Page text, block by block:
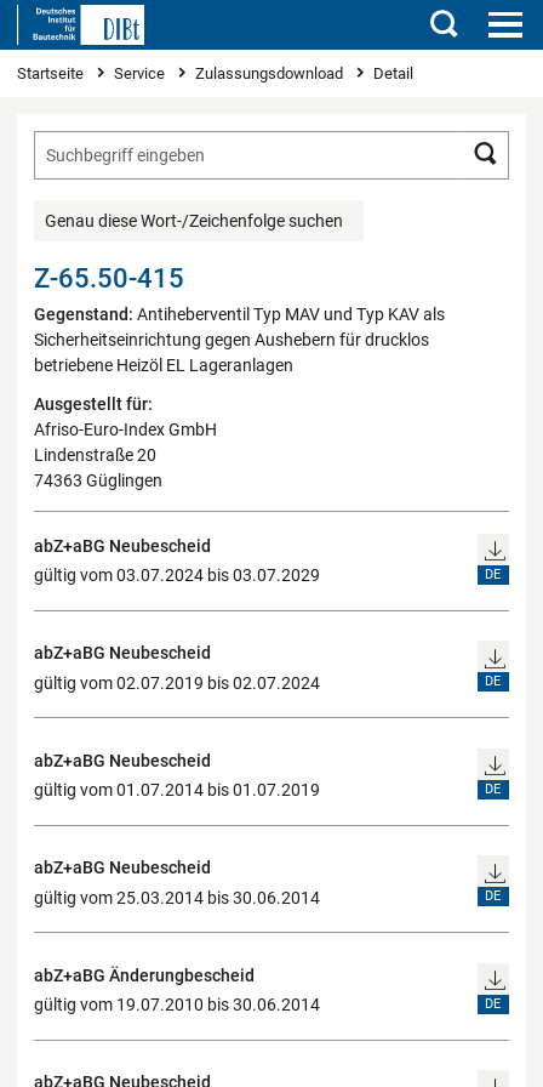
Suchen
Sie sind hier
Startseite Service Zulassungsdownload Detail
Genau diese Wort-/Zeichenfolge suchen
Z-65.50-415
Gegenstand: Antiheberventil Typ MAV und Typ KAV als
Sicherheitseinrichtung gegen Aushebern für drucklos
betriebene Heizöl EL Lageranlagen
Ausgestellt für:
Afriso-Euro-Index GmbH
Lindenstraße 20
74363 Güglingen
abZ+aBG Neubescheid
gültig vom 03.07.2024 bis 03.07.2029
DE
abZ+aBG Neubescheid
gültig vom 02.07.2019 bis 02.07.2024
DE
abZ+aBG Neubescheid
gültig vom 01.07.2014 bis 01.07.2019
DE
abZ+aBG Neubescheid
gültig vom 25.03.2014 bis 30.06.2014
DE
abZ+aBG Änderungbescheid
gültig vom 19.07.2010 bis 30.06.2014
DE
abZ+aBG Neubescheid